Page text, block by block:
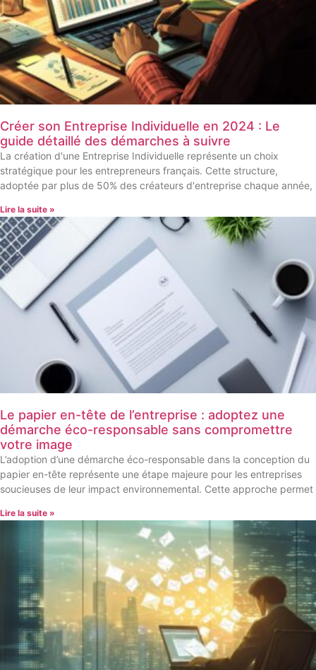
Créer son Entreprise Individuelle en 2024 : Le
guide détaillé des démarches à suivre
La création d'une Entreprise Individuelle représente un choix
stratégique pour les entrepreneurs français. Cette structure,
adoptée par plus de 50% des créateurs d'entreprise chaque année,
Lire la suite »
Le papier en-tête de l’entreprise : adoptez une
démarche éco-responsable sans compromettre
votre image
L’adoption d’une démarche éco-responsable dans la conception du
papier en-tête représente une étape majeure pour les entreprises
soucieuses de leur impact environnemental. Cette approche permet
Lire la suite »